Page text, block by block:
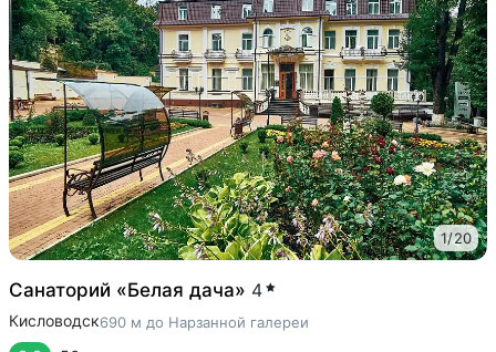
1/20
Санаторий «Белая дача» 4
Кисловодск690 м до Нарзанной галереи